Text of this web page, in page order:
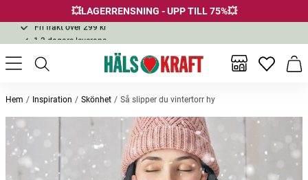
💥LAGERRENSNING - UPP TILL 75%💥
1-3 dagars leverans
Samma pris i butik & online
Fri frakt över 299 kr
Inga
Hem Inspiration Skönhet Så slipper du vintertorr hy